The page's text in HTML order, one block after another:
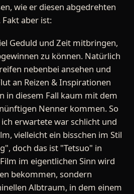
wie er diesen abgedrehten
aber ist:
Geduld und Zeit mitbringen,
zu können. Natürlich
nebenbei ansehen und
an Reizen & Inspirationen
in diesem Fall kaum mit dem
Nenner kommen. So
ich erwartete war schlicht und
vielleicht ein bisschen im Stil
doch das ist "Tetsuo" in
im eigentlichen Sinn wird
bekommen, sondern
Albtraum, in dem einem